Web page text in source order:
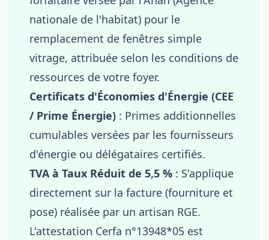
nationale de l'habitat) pour le
remplacement de fenêtres simple
vitrage, attribuée selon les conditions de
ressources de votre foyer.
Certificats d'Économies d'Énergie (CEE
/ Prime Énergie) : Primes additionnelles
cumulables versées par les fournisseurs
d'énergie ou délégataires certifiés.
TVA à Taux Réduit de 5,5 % : S'applique
directement sur la facture (fourniture et
pose) réalisée par un artisan RGE.
L'attestation Cerfa n°13948*05 est